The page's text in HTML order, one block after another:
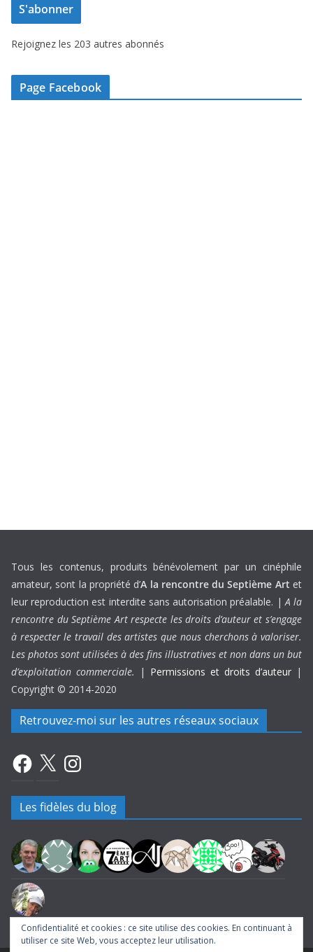
s
e
-
m
S'abonner
Rejoignez les 203 autres abonnés
Page Facebook
Tous les contenus, produits bénévolement par un cinéphile
amateur, sont la propriété d’A la rencontre du Septième Art et
leur reproduction est interdite sans autorisation préalable. |A la
rencontre du Septième Art respecte les droits d’auteur et s’engage
à respecter le travail des artistes que nous cherchons à valoriser.
Les photos sont utilisées à des fins illustratives et non dans un but
d’exploitation commerciale.
| Permissions et droits d’auteur |
Copyright © 2014-2020
Retrouvez-moi sur les autres réseaux sociaux
Facebook
X Instagram
Confidentialité et cookies : ce site utilise des cookies. En continuant à
utiliser ce site Web, vous acceptez leur utilisation.
Les fidèles du blog